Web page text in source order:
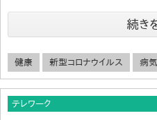
続き
健康 新型コロナウイルス 病気
テレワーク